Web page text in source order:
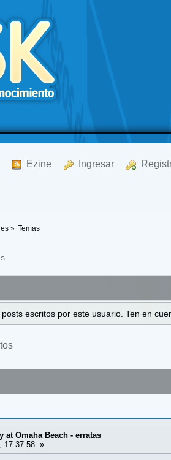
Ezine Ingresar
» Temas
escritos por este usuario. Ten en
at Omaha Beach - erratas
17:37:58 »